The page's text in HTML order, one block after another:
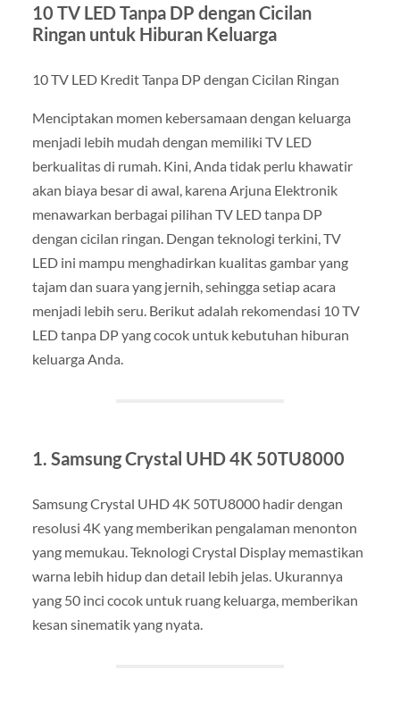
10 TV LED Tanpa DP dengan Cicilan
Ringan untuk Hiburan Keluarga
10 TV LED Kredit Tanpa DP dengan Cicilan Ringan
Menciptakan momen kebersamaan dengan keluarga
menjadi lebih mudah dengan memiliki TV LED
berkualitas di rumah. Kini, Anda tidak perlu khawatir
akan biaya besar di awal, karena Arjuna Elektronik
menawarkan berbagai pilihan TV LED tanpa DP
dengan cicilan ringan. Dengan teknologi terkini, TV
LED ini mampu menghadirkan kualitas gambar yang
tajam dan suara yang jernih, sehingga setiap acara
menjadi lebih seru. Berikut adalah rekomendasi 10 TV
LED tanpa DP yang cocok untuk kebutuhan hiburan
keluarga Anda.
1. Samsung Crystal UHD 4K 50TU8000
Samsung Crystal UHD 4K 50TU8000 hadir dengan
resolusi 4K yang memberikan pengalaman menonton
yang memukau. Teknologi Crystal Display memastikan
warna lebih hidup dan detail lebih jelas. Ukurannya
yang 50 inci cocok untuk ruang keluarga, memberikan
kesan sinematik yang nyata.